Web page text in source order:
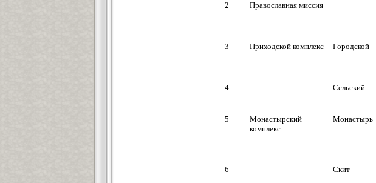
2 Православная миссия
3 Приходской комплекс Городской
4
Сельский
5
Монастырский
комплекс
Монастырь
6 Скит